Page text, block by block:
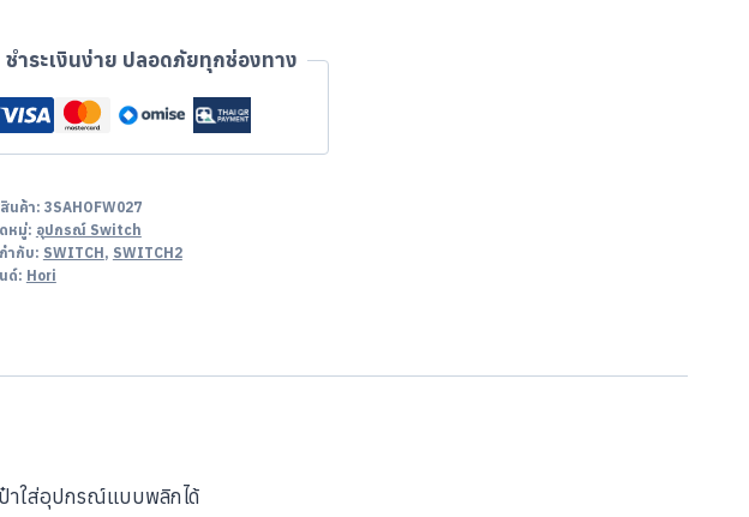
ชำระเงินง่าย ปลอดภัยทุกช่องทาง
นค้า: 3SAHOFW027
หมู่: อุปกรณ์ Switch
ำกับ: SWITCH, SWITCH2
ด์: Hori
าใส่อุปกรณ์แบบพลิกได้